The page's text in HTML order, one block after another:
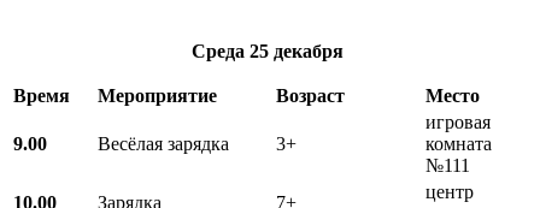
Среда 25 декабря
Время Мероприятие Возраст Место
9.00 Весёлая зарядка 3+
игровая
комната
№111
10.00
Зарядка 7+
центр